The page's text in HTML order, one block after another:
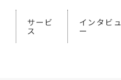
サービ
ス
インタビュ
ー